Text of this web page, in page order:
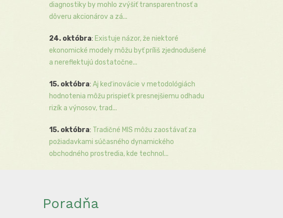
diagnostiky by mohlo zvýšiť transparentnosť a
dôveru akcionárov a zá...
24. októbra: Existuje názor, že niektoré
ekonomické modely môžu byť príliš zjednodušené
a nereflektujú dostatočne...
15. októbra: Aj keď inovácie v metodológiách
hodnotenia môžu prispieť k presnejšiemu odhadu
rizík a výnosov, trad...
15. októbra: Tradičné MIS môžu zaostávať za
požiadavkami súčasného dynamického
obchodného prostredia, kde technol...
Poradňa